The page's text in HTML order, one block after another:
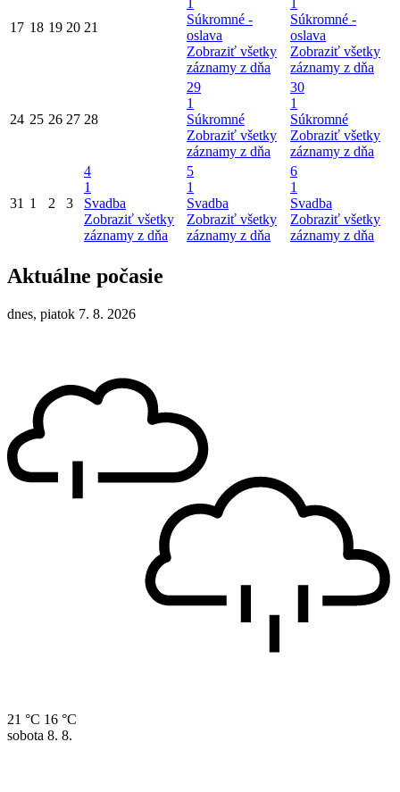
17 18 19 20 21
Súkromné -
oslava
Zobraziť všetky
záznamy z dňa
Súkromné -
oslava
Zobraziť všetky
záznamy z dňa
24 25 26 27 28
29
1
Súkromné
Zobraziť všetky
záznamy z dňa
30
1
Súkromné
Zobraziť všetky
záznamy z dňa
31 1 2 3
4
1
Svadba
Zobraziť všetky
záznamy z dňa
5
1
Svadba
Zobraziť všetky
záznamy z dňa
6
1
Svadba
Zobraziť všetky
záznamy z dňa
Aktuálne počasie
dnes, piatok 7. 8. 2026
21 °C 16 °C
sobota 8. 8.